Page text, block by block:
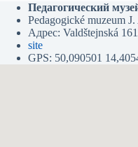
Педагогический
Pedagogické muzeum
Адрес: Valdštejnská
site
GPS: 50,090501